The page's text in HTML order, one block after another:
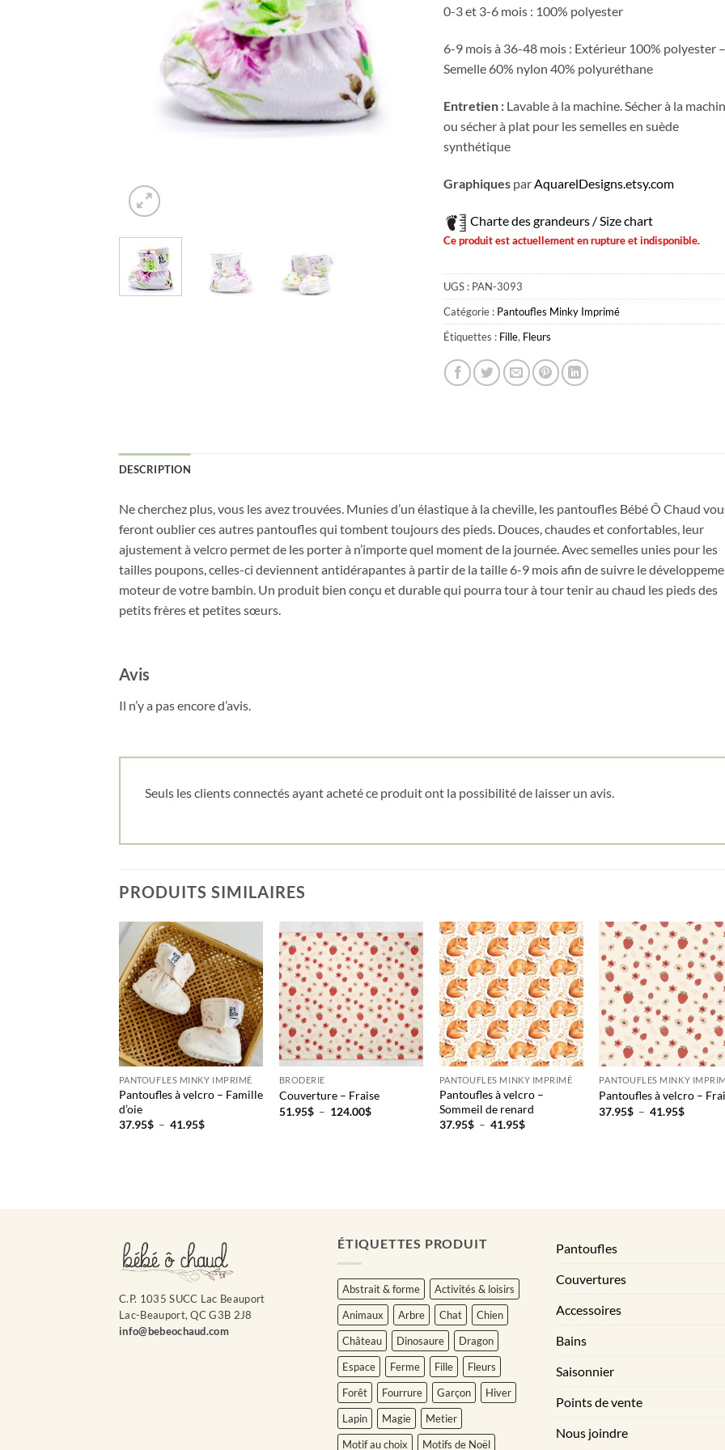
0-3 et 3-6 mois : 100% polyester
6-9 mois à 36-48 mois : Extérieur 100% polyester –
Semelle 60% nylon 40% polyuréthane
Entretien :Lavable à la machine. Sécher à la
ou sécher à plat pour les semelles en suède
synthétique
Graphiquespar AquarelDesigns.etsy.com
Charte des grandeurs / Size chart
Ce produit est actuellement en rupture et indisponible.
UGS : PAN-3093
Catégorie : Pantoufles Minky Imprimé
Étiquettes : Fille, Fleurs
DESCRIPTION
Ne cherchez plus, vous les avez trouvées. Munies d’un élastique à la cheville, les pantoufles Bébé Ô Chaud
feront oublier ces autres pantoufles qui tombent toujours des pieds. Douces, chaudes et confortables, leur
ajustement à velcro permet de les porter à n’importe quel moment de la journée. Avec semelles unies pour les
tailles poupons, celles-ci deviennent antidérapantes à partir de la taille 6-9 mois afin de suivre le
moteur de votre bambin. Un produit bien conçu et durable qui pourra tour à tour tenir au chaud les pieds des
petits frères et petites sœurs.
Avis
Il n’y a pas encore d’avis.
Seuls les clients connectés ayant acheté ce produit ont la possibilité de laisser un avis.
PRODUITS SIMILAIRES
PANTOUFLES MINKY IMPRIMÉ
Pantoufles à velcro – Famille
d’oie
37.95$ – 41.95$Plage
BRODERIE
Couverture – Fraise
51.95$ – 124.00$Plage
PANTOUFLES MINKY IMPRIMÉ
Pantoufles à velcro –
Sommeil de renard
37.95$ – 41.95$Plage
PANTOUFLES MINKY
Pantoufles à velcro –
37.95$ – 41.95$Plage
C.P. 1035 SUCC Lac Beauport
Lac-Beauport, QC G3B 2J8
info@bebeochaud.com
ÉTIQUETTES PRODUIT
Abstrait & forme
Activités & loisirs
Animaux
Arbre Chat
Chien
Château
Dinosaure
Dragon
Espace
Ferme Fille
Fleurs
Forêt
Fourrure Garçon
Hiver
Lapin
Magie
Metier
Motif au choix
Motifs de Noël
Pantoufles
Couvertures
Accessoires
Bains
Saisonnier
Points de vente
Nous joindre
Obtenez 10% de rabais
Obtenez un 10% de rabais sur votre
prochaine commande en vous inscrivant à
notre infolettre!